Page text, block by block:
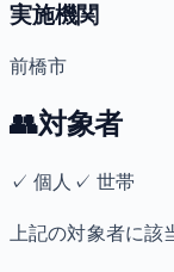
実施機関
前橋市
👥対象者
✓個人 ✓ 世帯
上記の対象者に